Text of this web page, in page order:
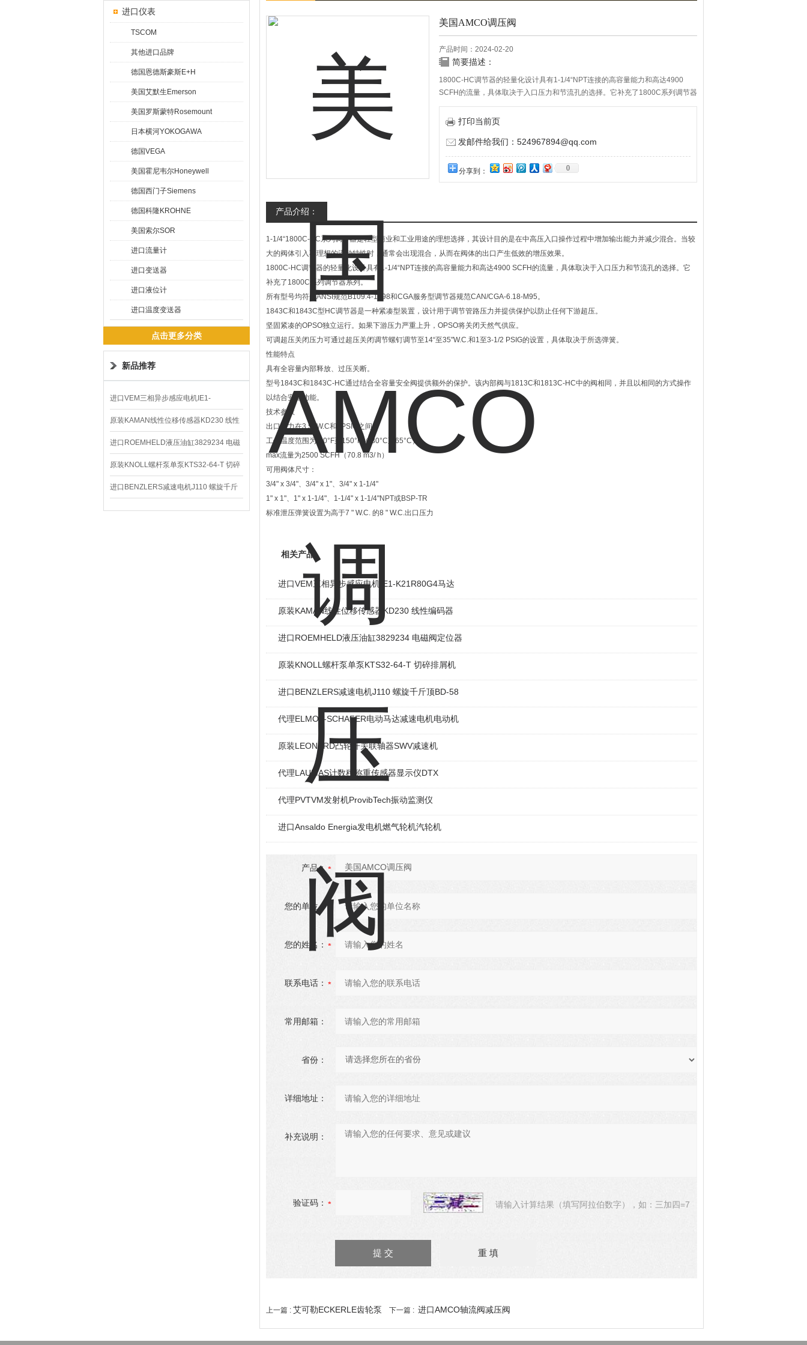
进口仪表
TSCOM
其他进口品牌
德国恩德斯豪斯E+H
美国艾默生Emerson
美国罗斯蒙特Rosemount
日本横河YOKOGAWA
德国VEGA
美国霍尼韦尔Honeywell
德国西门子Siemens
德国科隆KROHNE
美国索尔SOR
进口流量计
进口变送器
进口液位计
进口温度变送器
点击更多分类
新品推荐
进口VEM三相异步感应电机IE1-
K21R80G4马达
原装KAMAN线性位移传感器KD230 线性
编码器
进口ROEMHELD液压油缸3829234 电磁
阀定位器
原装KNOLL螺杆泵单泵KTS32-64-T 切碎
排屑机
进口BENZLERS减速电机J110 螺旋千斤
顶BD-58
美国AMCO调压阀
产品时间：2024-02-20
简要描述：
1800C-HC调节器的轻量化设计具有1-1/4“NPT连接的高容量能力和高达4900
SCFH的流量，具体取决于入口压力和节流孔的选择。它补充了1800C系列调节器
系列。
打印当前页
发邮件给我们：524967894@qq.com
分享到： 0
产品介绍：
1-1/4“1800C-HC系列调节器是轻型商业和工业用途的理想选择，其设计目的是在中高压入口操作过程中增加输出能力并减少混合。当较
大的阀体引入不理想的流动特性时，通常会出现混合，从而在阀体的出口产生低效的增压效果。
1800C-HC调节器的轻量化设计具有1-1/4“NPT连接的高容量能力和高达4900 SCFH的流量，具体取决于入口压力和节流孔的选择。它
补充了1800C系列调节器系列。
所有型号均符合ANSI规范B109.4-1998和CGA服务型调节器规范CAN/CGA-6.18-M95。
1843C和1843C型HC调节器是一种紧凑型装置，设计用于调节管路压力并提供保护以防止任何下游超压。
坚固紧凑的OPSO独立运行。如果下游压力严重上升，OPSO将关闭天然气供应。
可调超压关闭压力可通过超压关闭调节螺钉调节至14“至35"W.C.和1至3-1/2 PSIG的设置，具体取决于所选弹簧。
性能特点
具有全容量内部释放、过压关断。
型号1843C和1843C-HC通过结合全容量安全阀提供额外的保护。该内部阀与1813C和1813C-HC中的阀相同，并且以相同的方式操作
以结合安全功能。
技术参数
出口压力在3.5" W.C和2PSIG之间
工作温度范围为-20°F至150°F（-30°C至65°C）
max流量为2500 SCFH（70.8 m3/ h）
可用阀体尺寸：
3/4" x 3/4"、3/4" x 1"、3/4" x 1-1/4"
1" x 1"、1" x 1-1/4"、1-1/4" x 1-1/4"NPT或BSP-TR
标准泄压弹簧设置为高于7 " W.C. 的8 " W.C.出口压力
相关产品
进口VEM三相异步感应电机IE1-K21R80G4马达
原装KAMAN线性位移传感器KD230 线性编码器
进口ROEMHELD液压油缸3829234 电磁阀定位器
原装KNOLL螺杆泵单泵KTS32-64-T 切碎排屑机
进口BENZLERS减速电机J110 螺旋千斤顶BD-58
代理ELMOT-SCHAFER电动马达减速电机电动机
原装LEONARD凸轮开关联轴器‌SWV减速机
代理LAUMAS计数秤称重传感器显示仪DTX
代理PVTVM发射机ProvibTech振动监测仪
进口Ansaldo Energia发电机燃气轮机汽轮机
产品：
您的单位：
您的姓名：
联系电话：
常用邮箱：
省份：
详细地址：
补充说明：
验证码： 请输入计算结果（填写阿拉伯数字），如：三加四=7
上一篇 : 艾可勒ECKERLE齿轮泵 下一篇 : 进口AMCO轴流阀减压阀